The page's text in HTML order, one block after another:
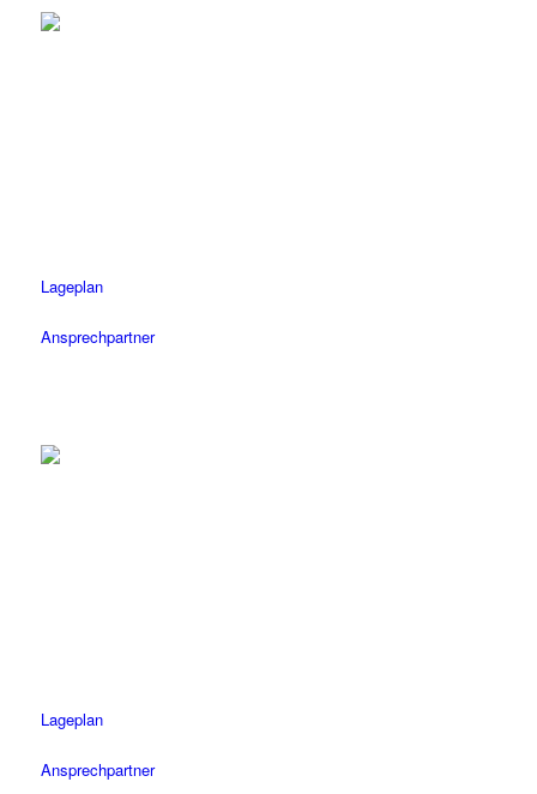
Lageplan
Ansprechpartner
Lageplan
Ansprechpartner